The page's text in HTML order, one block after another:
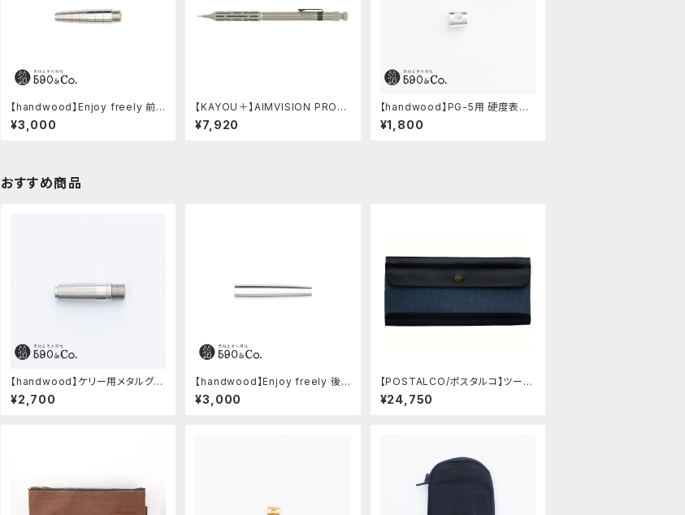
【handwood】Enjoy freely 前
軸 (ステンレス)
¥3,000
【KAYOU＋】AIMVISION PRO/
エイムビジョンプロ (チタニウムゴ
ールド)
¥7,920
【handwood】PG-5用 硬度表示
窓 (超超ジュラルミン/正方形)
¥1,800
おすすめ商品
【handwood】ケリー用メタルグリ
¥2,700
【handwood】Enjoy freely 後
軸 (超超ジュラルミン)
¥3,000
【POSTALCO/ポスタルコ】ツール
ボックス (Navy Blue)
¥24,750